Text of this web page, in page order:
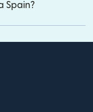
Spain?